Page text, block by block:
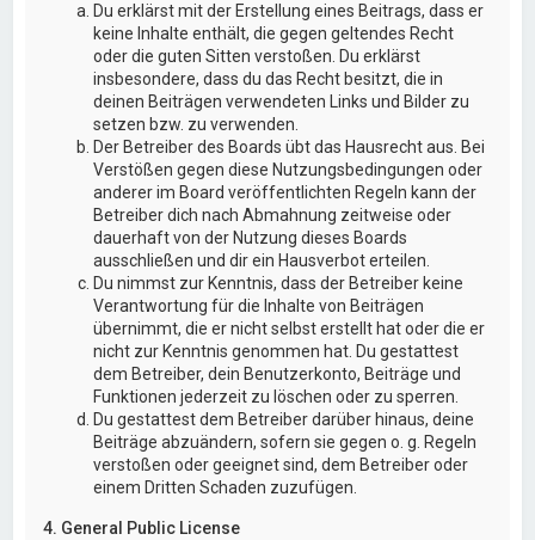
Du erklärst mit der Erstellung eines Beitrags, dass er
keine Inhalte enthält, die gegen geltendes Recht
oder die guten Sitten verstoßen. Du erklärst
insbesondere, dass du das Recht besitzt, die in
deinen Beiträgen verwendeten Links und Bilder zu
setzen bzw. zu verwenden.
Der Betreiber des Boards übt das Hausrecht aus. Bei
Verstößen gegen diese Nutzungsbedingungen oder
anderer im Board veröffentlichten Regeln kann der
Betreiber dich nach Abmahnung zeitweise oder
dauerhaft von der Nutzung dieses Boards
ausschließen und dir ein Hausverbot erteilen.
Du nimmst zur Kenntnis, dass der Betreiber keine
Verantwortung für die Inhalte von Beiträgen
übernimmt, die er nicht selbst erstellt hat oder die er
nicht zur Kenntnis genommen hat. Du gestattest
dem Betreiber, dein Benutzerkonto, Beiträge und
Funktionen jederzeit zu löschen oder zu sperren.
Du gestattest dem Betreiber darüber hinaus, deine
Beiträge abzuändern, sofern sie gegen o. g. Regeln
verstoßen oder geeignet sind, dem Betreiber oder
einem Dritten Schaden zuzufügen.
4. General Public License